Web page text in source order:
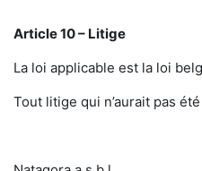
Article 10 – Litige
La loi applicable est la loi
Tout litige qui n’aurait pas